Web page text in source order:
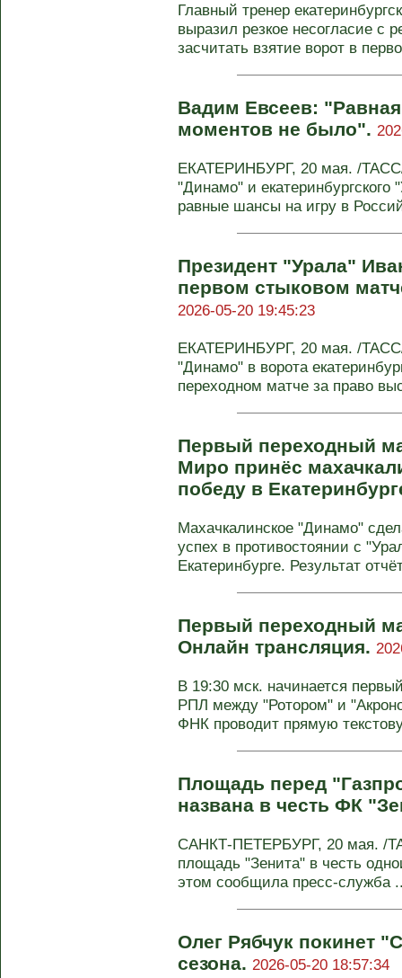
Главный тренер
выразил резкое несогласие с
засчитать взятие ворот в
Вадим Евсеев:
моментов не было".
ЕКАТЕРИНБУРГ, 20 мая. /ТАСС/
"Динамо" и
равные шансы на игру в
Президент "Урала"
первом стыковом
2026-05-20 19:45:23
ЕКАТЕРИНБУРГ, 20 мая. /
"Динамо" в ворота
переходном матче за право
Первый переходный
Миро принёс
победу в
Махачкалинское "Динамо"
успех в противостоянии с
Екатеринбурге. Результат
Первый переходный
Онлайн трансляция.
В 19:30 мск. начинается
РПЛ между "Ротором" и
ФНК проводит прямую
Площадь перед
названа в честь ФК
САНКТ-ПЕТЕРБУРГ, 20 мая. /
площадь "Зенита" в честь
этом сообщила пресс-служба
Олег Рябчук покинет
сезона. 2026-05-20 18:57:34